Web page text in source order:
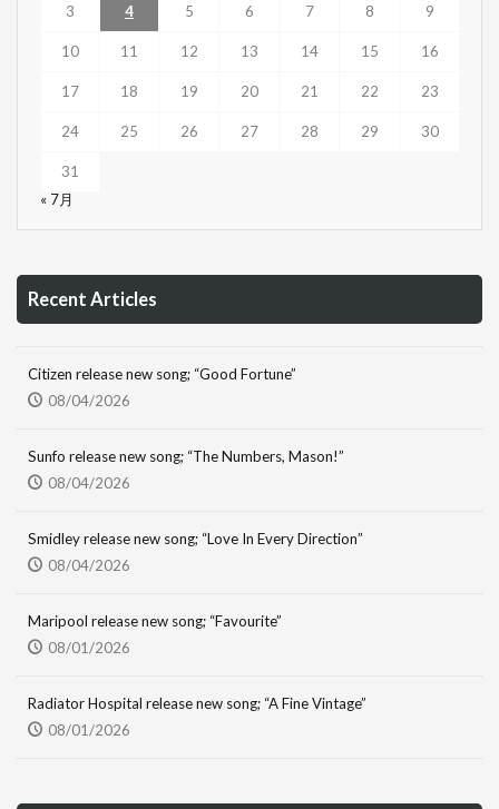
3 4 5 6 7 8 9
10 11 12 13 14 15 16
17 18 19 20 21 22 23
24 25 26 27 28 29 30
31
« 7月
Recent Articles
Citizen release new song; “Good Fortune”
08/04/2026
Sunfo release new song; “The Numbers, Mason!”
08/04/2026
Smidley release new song; “Love In Every Direction”
08/04/2026
Maripool release new song; “Favourite”
08/01/2026
Radiator Hospital release new song; “A Fine Vintage”
08/01/2026